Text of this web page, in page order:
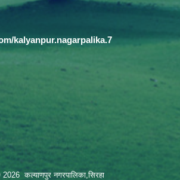
kalyanpur.nagarpalika.7
कल्याणपुर नगरपालिका,सिरहा